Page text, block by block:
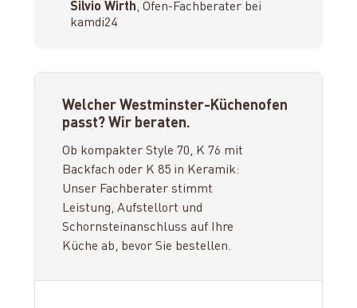
Silvio Wirth, Ofen-Fachberater bei
kamdi24
Welcher Westminster-Küchenofen
passt? Wir beraten.
Ob kompakter Style 70, K 76 mit
Backfach oder K 85 in Keramik:
Unser Fachberater stimmt
Leistung, Aufstellort und
Schornsteinanschluss auf Ihre
Küche ab, bevor Sie bestellen.